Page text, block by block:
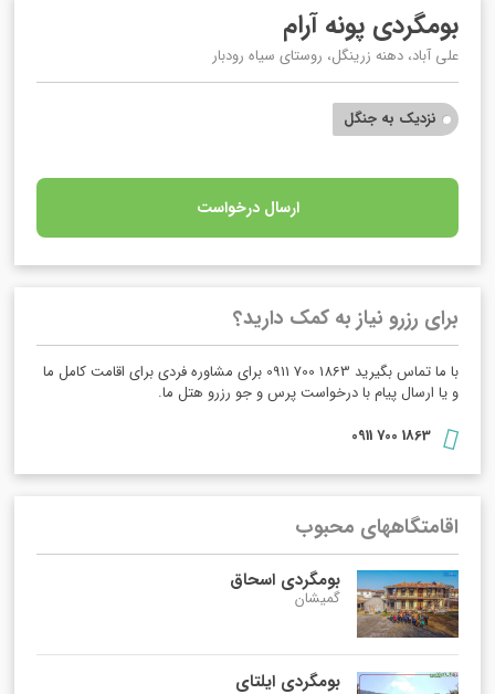
بومگردی پونه آرام
علی آباد، دهنه زرینگل، روستای سیاه رودبار
نزدیک به جنگل
ارسال درخواست
برای رزرو نیاز به کمک دارید؟
با ما تماس بگیرید 1863 700 0911 برای مشاوره فردی برای اقامت کامل ما
و یا ارسال پیام با درخواست پرس و جو رزرو هتل ما.
1863 700 0911
اقامتگاههای محبوب
بومگردی اسحاق
گمیشان
بومگردی ایلتای